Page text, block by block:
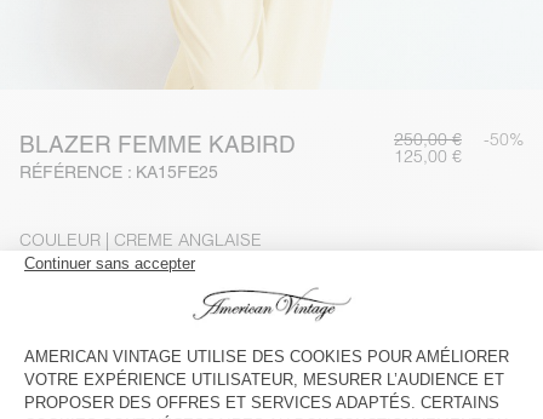
BLAZER FEMME KABIRD
RÉFÉRENCE : KA15FE25
250,00 € -50%
125,00 €
COULEUR | CREME ANGLAISE
S M L